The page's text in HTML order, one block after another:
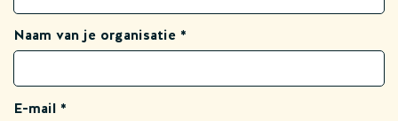
Naam van je organisatie
E-mail